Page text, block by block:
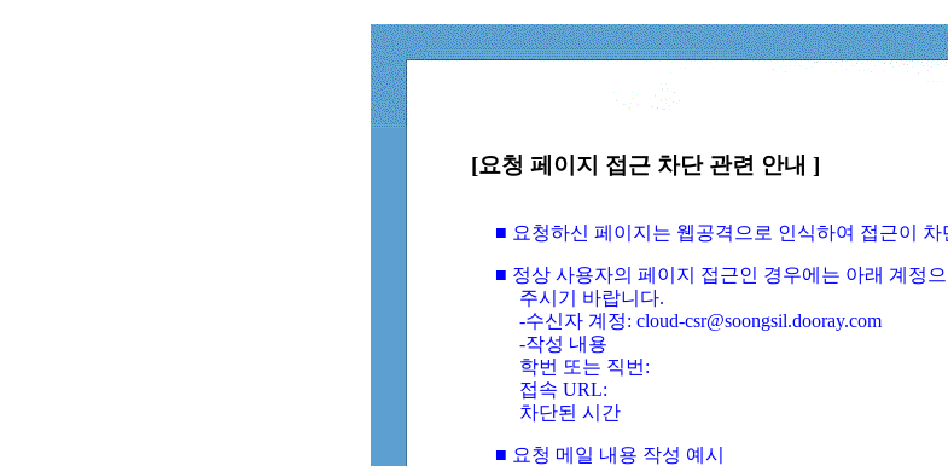
[요청 페이지 접근 차단 관련 안내 ]
■ 요청하신 페이지는 웹공격으로 인식하여 접근이 차
■ 정상 사용자의 페이지 접근인 경우에는 아래 계정
주시기 바랍니다.
-수신자 계정: cloud-csr@soongsil.dooray.com
-작성 내용
학번 또는 직번:
접속 URL:
차단된 시간
■ 요청 메일 내용 작성 예시